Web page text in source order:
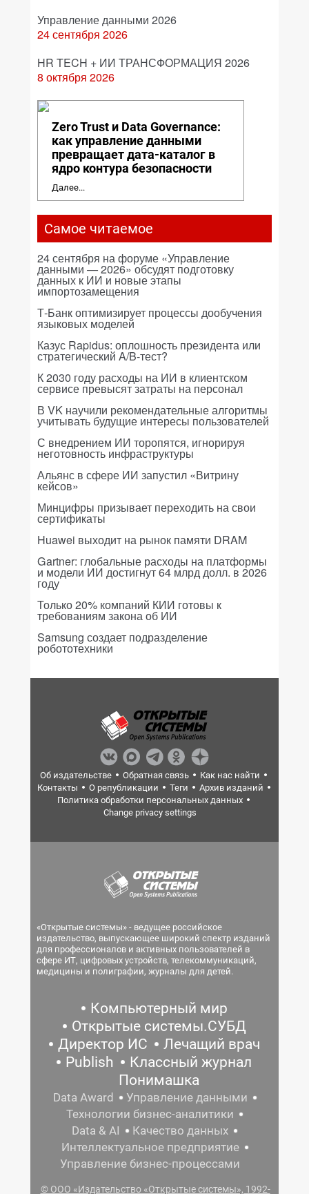
Управление данными 2026
24 сентября 2026
HR TECH + ИИ ТРАНСФОРМАЦИЯ 2026
8 октября 2026
Zero Trust и Data Governance:
как управление данными
превращает дата-каталог в
ядро контура безопасности
Далее...
Самое читаемое
24 сентября на форуме «Управление
данными — 2026» обсудят подготовку
данных к ИИ и новые этапы
импортозамещения
Т-Банк оптимизирует процессы дообучения
языковых моделей
Казус Rapidus: оплошность президента или
стратегический A/B-тест?
К 2030 году расходы на ИИ в клиентском
сервисе превысят затраты на персонал
В VK научили рекомендательные алгоритмы
учитывать будущие интересы пользователей
С внедрением ИИ торопятся, игнорируя
неготовность инфраструктуры
Альянс в сфере ИИ запустил «Витрину
кейсов»
Минцифры призывает переходить на свои
сертификаты
Huawei выходит на рынок памяти DRAM
Gartner: глобальные расходы на платформы
и модели ИИ достигнут 64 млрд долл. в 2026
году
Только 20% компаний КИИ готовы к
требованиям закона об ИИ
Samsung создает подразделение
робототехники
Об издательстве Обратная связь
Как нас найти
Контакты
О републикации Теги
Архив изданий
Политика обработки персональных данных
Change privacy settings
«Открытые системы» - ведущее российское
издательство, выпускающее широкий спектр изданий
для профессионалов и активных пользователей в
сфере ИТ, цифровых устройств, телекоммуникаций,
медицины и полиграфии, журналы для детей.
Компьютерный мир
Открытые системы.СУБД
Директор ИС
Лечащий врач
Publish
Классный журнал
Понимашка
Data Award
Управление данными
Технологии бизнес-аналитики
Data & AI
Качество данных
Интеллектуальное предприятие
Управление бизнес-процессами
© ООО «Издательство «Открытые системы», 1992-